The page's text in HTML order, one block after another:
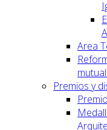
Area
Premios y